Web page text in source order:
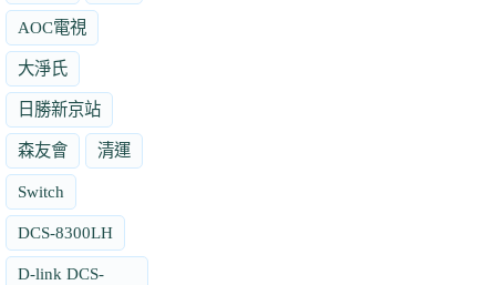
AOC電視
大淨氏
日勝新京站
森友會 清運
Switch
DCS-8300LH
D-link DCS-